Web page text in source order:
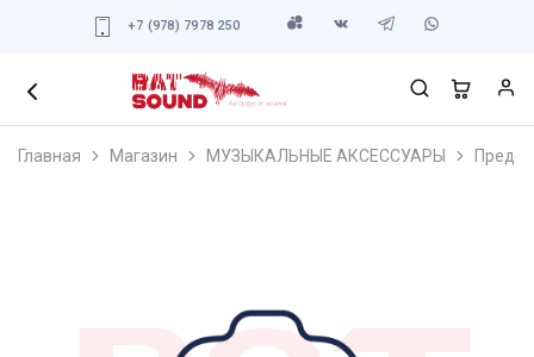
+7 (978) 7978 250
Главная Магазин МУЗЫКАЛЬНЫЕ АКСЕССУАРЫ